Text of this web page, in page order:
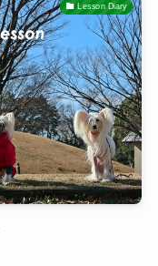
Lesson Diary